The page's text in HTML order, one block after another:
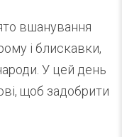
вшанування
і блискавки,
У цей день
щоб задобрити